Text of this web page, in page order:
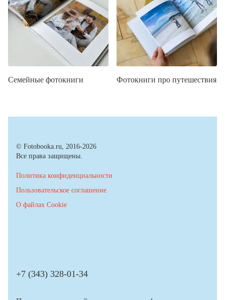
Семейные фотокниги Фотокниги про путешествия
© Fotobooka.ru, 2016-2026
Все права защищены.
Политика конфиденциальности
Пользовательское соглашение
О файлах Cookie
+7 (343) 328-01-34